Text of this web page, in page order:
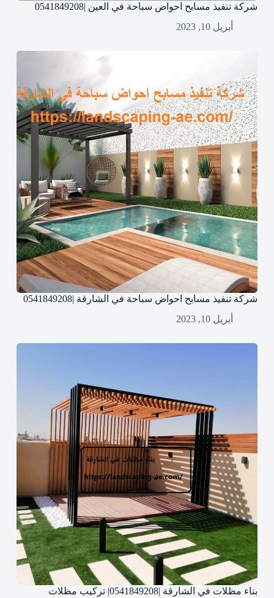
شركة تنفيذ مسابح احواض سباحة في العين |0541849208
أبريل 10, 2023
شركة تنفيذ مسابح احواض سباحة في الشارقة |0541849208
أبريل 10, 2023
بناء مظلات في الشارقة |0541849208| تركيب مظلات